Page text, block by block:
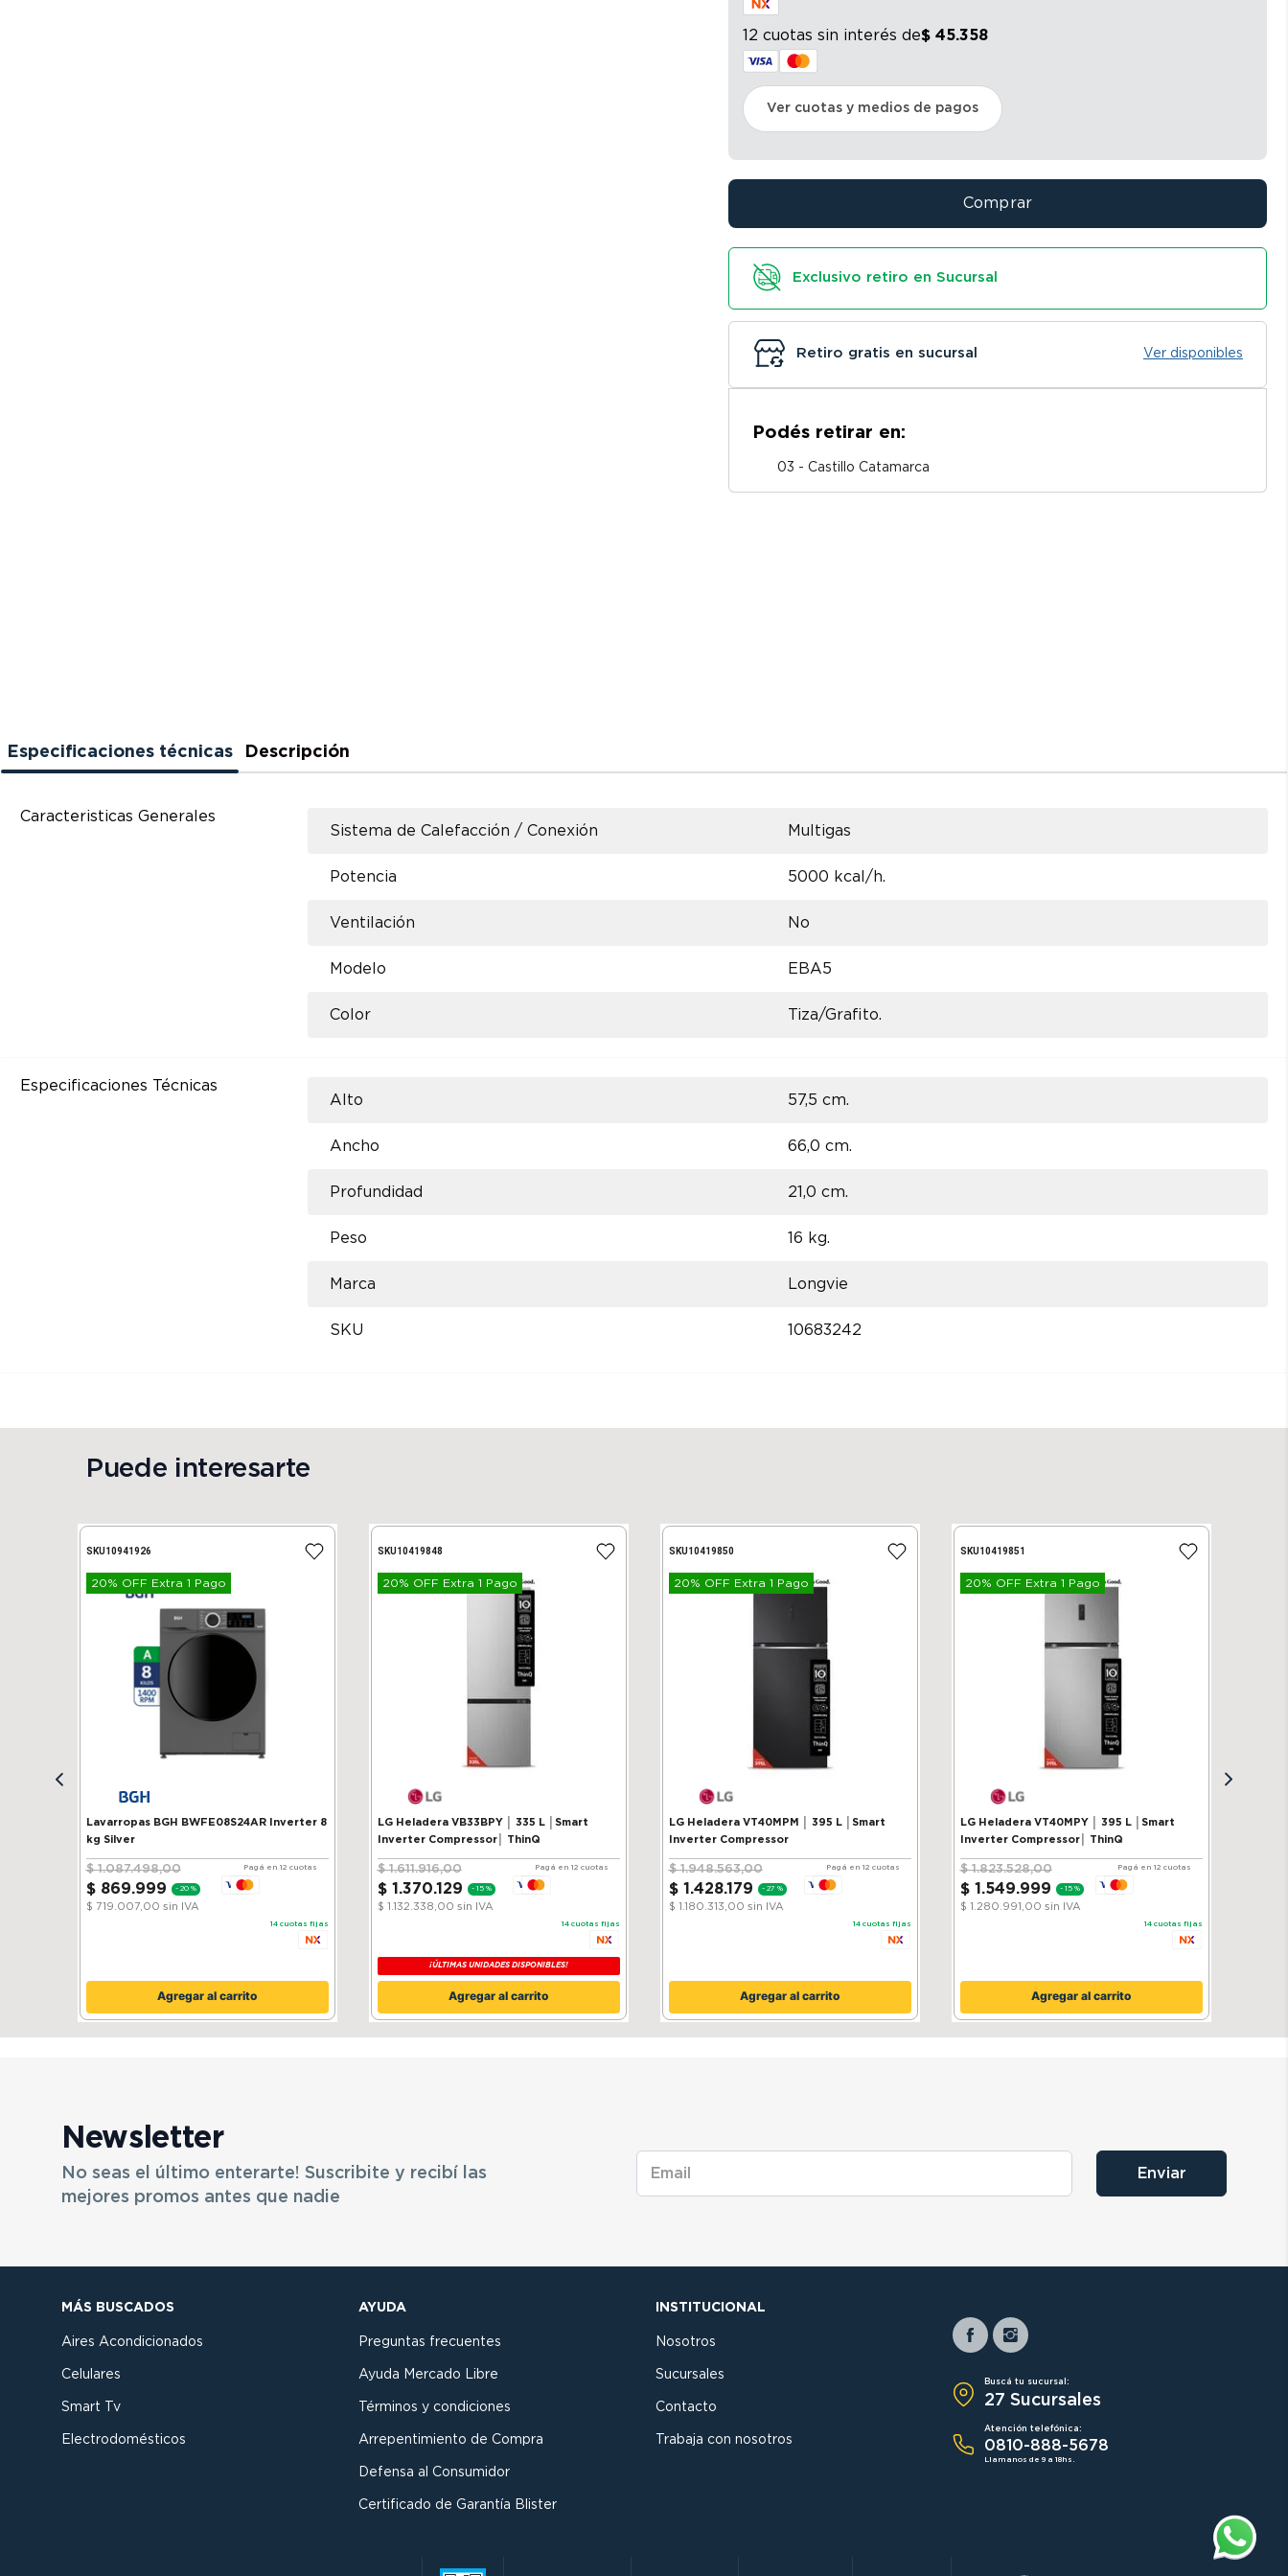
12 cuotas sin interés de$ 45.358
Ver cuotas y medios de pagos
Comprar
Exclusivo retiro en Sucursal
Retiro gratis en sucursal Ver disponibles
Podés retirar en:
03 - Castillo Catamarca
Especificaciones técnicas Descripción
Caracteristicas Generales
Sistema de Calefacción / Conexión
Multigas
Potencia 5000 kcal/h.
Ventilación No
Modelo EBA5
Color Tiza/Grafito.
Especificaciones Técnicas
Alto
57,5 cm.
Ancho 66,0 cm.
Profundidad 21,0 cm.
Peso 16 kg.
Marca Longvie
SKU 10683242
Puede interesarte
SKU10941926
20% OFF Extra 1 Pago
Lavarropas BGH BWFE08S24AR Inverter 8
kg Silver
$ 1.087.498,00
$ 869.999 - 20 %
$ 719.007,00 sin IVA
Pagá en 12 cuotas
14 cuotas fijas
Agregar al carrito
SKU10419848
20% OFF Extra 1 Pago
LG Heladera VB33BPY │ 335 L │Smart
Inverter Compressor│ ThinQ
$ 1.611.916,00
$ 1 .370.129 - 15 %
$ 1.132.338,00 sin IVA
Pagá en 12 cuotas
14 cuotas fijas
¡ÚLTIMAS UNIDADES DISPONIBLES!
Agregar al carrito
SKU10419850
20% OFF Extra 1 Pago
LG Heladera VT40MPM │ 395 L │Smart
Inverter Compressor
$ 1.948.563,00
$ 1 .428.179 - 27 %
$ 1.180.313,00 sin IVA
Pagá en 12 cuotas
14 cuotas fijas
Agregar al carrito
SKU10419851
20% OFF Extra 1 Pago
LG Heladera VT40MPY │ 395 L │Smart
Inverter Compressor│ ThinQ
$ 1.823.528,00
$ 1 .549.999 - 15 %
$ 1.280.991,00 sin IVA
Pagá en 12 cuotas
14 cuotas fijas
Agregar al carrito
Newsletter
No seas el último enterarte! Suscribite y recibí las
mejores promos antes que nadie
Enviar
MÁS BUSCADOS
Aires Acondicionados
Celulares
Smart Tv
Electrodomésticos
AYUDA
Preguntas frecuentes
Ayuda Mercado Libre
Términos y condiciones
Arrepentimiento de Compra
Defensa al Consumidor
Certificado de Garantía Blister
INSTITUCIONAL
Nosotros
Sucursales
Contacto
Trabaja con nosotros
Buscá tu sucursal:
27 Sucursales
Atención telefónica:
0810-888-5678
Llamanos de 9 a 18hs.